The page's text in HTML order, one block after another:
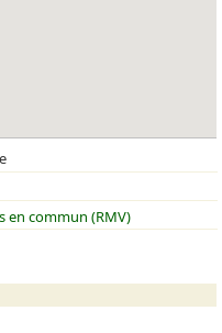
en commun (RMV)